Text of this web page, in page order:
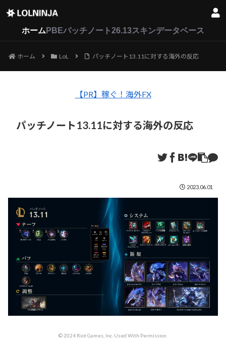
ホーム PBEパッチノート26.13スキンデータベース
ホーム LoL パッチノート13.11に対する海外の反応
【PR】稼ぐ！海外FX
パッチノート13.11に対する海外の反応
2023.06.01
© 2024 Riot Games, Inc. Used With Permission.